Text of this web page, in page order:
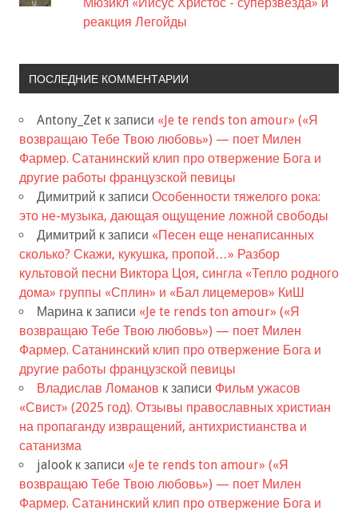
Мюзикл «Иисус Христос - суперзвезда» и
реакция Легойды
ПОСЛЕДНИЕ КОММЕНТАРИИ
Antony_Zet к записи «Je te rends ton amour» («Я
возвращаю Тебе Твою любовь») — поет Милен
Фармер. Сатанинский клип про отвержение Бога и
другие работы французской певицы
Димитрий к записи Особенности тяжелого рока:
это не-музыка, дающая ощущение ложной свободы
Димитрий к записи «Песен еще ненаписанных
сколько? Скажи, кукушка, пропой…» Разбор
культовой песни Виктора Цоя, сингла «Тепло родного
дома» группы «Сплин» и «Бал лицемеров» КиШ
Марина к записи «Je te rends ton amour» («Я
возвращаю Тебе Твою любовь») — поет Милен
Фармер. Сатанинский клип про отвержение Бога и
другие работы французской певицы
Владислав Ломанов к записи Фильм ужасов
«Свист» (2025 год). Отзывы православных христиан
на пропаганду извращений, антихристианства и
сатанизма
jalook к записи «Je te rends ton amour» («Я
возвращаю Тебе Твою любовь») — поет Милен
Фармер. Сатанинский клип про отвержение Бога и